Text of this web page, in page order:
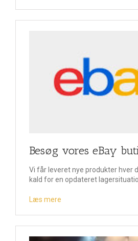
Besøg vores eBay
Vi får leveret nye produkter hver
kald for en opdateret
Læs mere